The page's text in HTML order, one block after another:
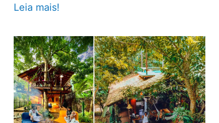
Hotéis
o
Réveillon
2024
em
Alter
do
Chão
Leia mais!